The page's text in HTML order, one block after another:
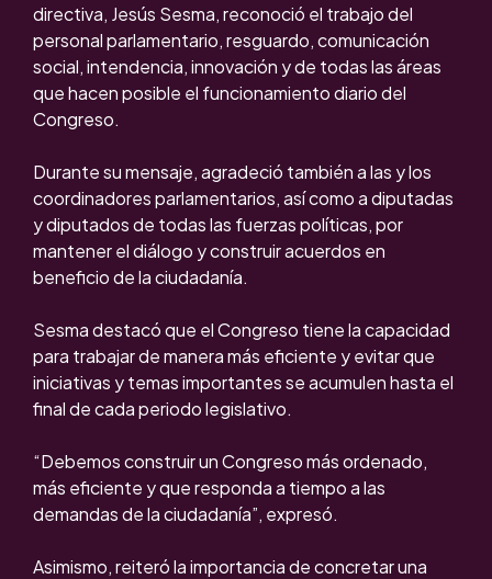
directiva, Jesús Sesma, reconoció el trabajo del
personal parlamentario, resguardo, comunicación
social, intendencia, innovación y de todas las áreas
que hacen posible el funcionamiento diario del
Congreso.
Durante su mensaje, agradeció también a las y los
coordinadores parlamentarios, así como a diputadas
y diputados de todas las fuerzas políticas, por
mantener el diálogo y construir acuerdos en
beneficio de la ciudadanía.
Sesma destacó que el Congreso tiene la capacidad
para trabajar de manera más eficiente y evitar que
iniciativas y temas importantes se acumulen hasta el
final de cada periodo legislativo.
“Debemos construir un Congreso más ordenado,
más eficiente y que responda a tiempo a las
demandas de la ciudadanía”, expresó.
Asimismo, reiteró la importancia de concretar una